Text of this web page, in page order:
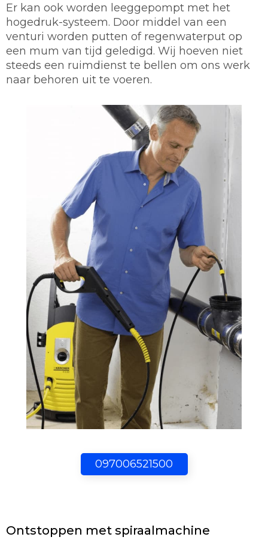
097006521500
Er kan ook worden leeggepompt met het
hogedruk-systeem. Door middel van een
venturi worden putten of regenwaterput op
een mum van tijd geledigd. Wij hoeven niet
steeds een ruimdienst te bellen om ons werk
naar behoren uit te voeren.
Ontstoppen met spiraalmachine